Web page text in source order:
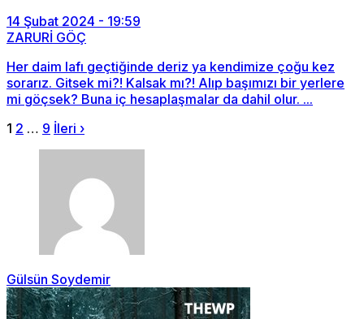
14 Şubat 2024 - 19:59
ZARURİ GÖÇ
Her daim lafı geçtiğinde deriz ya kendimize çoğu kez
sorarız. Gitsek mi?! Kalsak mı?! Alıp başımızı bir yerlere
mi göçsek? Buna iç hesaplaşmalar da dahil olur. ...
1 2 … 9 İleri ›
Gülsün Soydemir